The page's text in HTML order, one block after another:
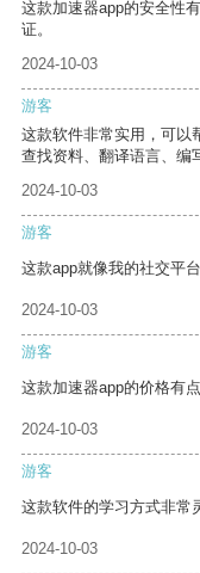
这款加速器app的安全性
证。
2024-10-03
游客
这款软件非常实用，可以
查找资料、翻译语言、编
2024-10-03
游客
这款app就像我的社交平
2024-10-03
游客
这款加速器app的价格有
2024-10-03
游客
这款软件的学习方式非常
2024-10-03